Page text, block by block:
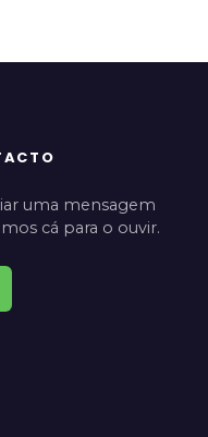
uma mensagem
cá para o ouvir.